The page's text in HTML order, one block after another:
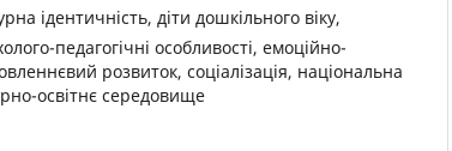
ідентичність, діти дошкільного віку,
педагогічні особливості, емоційно-
розвиток, соціалізація, національна
освітнє середовище